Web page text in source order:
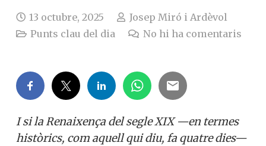
13 octubre, 2025
Josep Miró i Ardèvol
Punts clau del dia
No hi ha comentaris
I si la Renaixença del segle XIX —en termes
històrics, com aquell qui diu, fa quatre dies—